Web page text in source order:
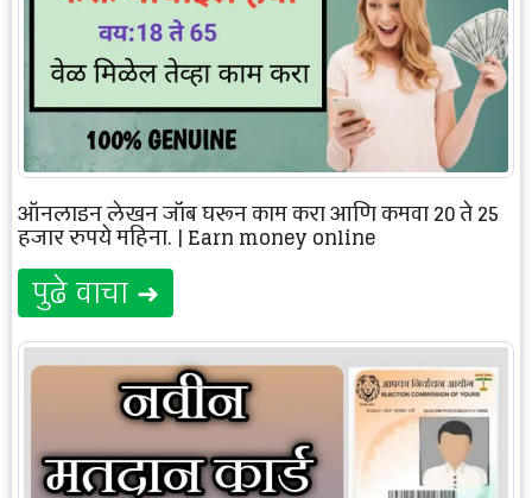
ऑनलाइन लेखन जॉब घरून काम करा आणि कमवा 20 ते 25
हजार रुपये महिना. | Earn money online
पुढे वाचा ➜